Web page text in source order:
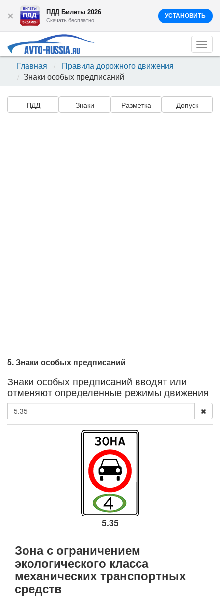
× ПДД Билеты 2026
Скачать бесплатно
УСТАНОВИТЬ
Главная
Правила дорожного движения
Знаки особых предписаний
ПДД Знаки Разметка Допуск
5. Знаки особых предписаний
Знаки особых предписаний вводят или
отменяют определенные режимы движения
5.35
Зона с ограничением
экологического класса
механических транспортных
средств